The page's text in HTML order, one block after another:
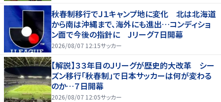
秋春制移行でＪ１キャンプ地に変化 北は北海道
から南は沖縄まで、海外にも進出…コンディショ
ン面で今後の指針に Jリーグ７日開幕
2026/08/07 12:15サッカー
【解説】３３年目のＪリーグが歴史的大改革 シー
ズン移行「秋春制」で日本サッカーは何が変わる
のか…７日開幕
2026/08/07 12:05サッカー